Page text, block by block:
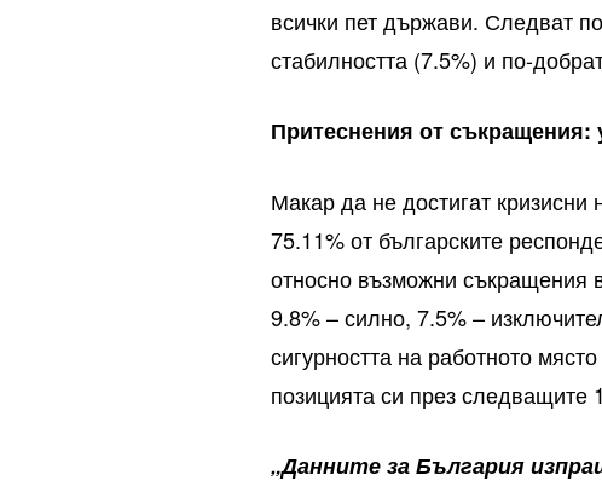
всички пет държави. Следват
стабилността (7.5%) и по-
Притеснения от
Макар да не достигат
75.11% от българските
относно възможни съкращения
9.8% – силно, 7.5% –
сигурността на работното
позицията си през следващите
„Данните за България